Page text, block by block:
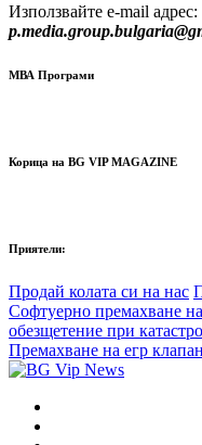
Използвайте e-mail адрес:
МВА Програми
Корица на BG VIP MAGAZINE
Приятели:
Продай колата си на нас
Софтуерно премахване
обезщетение при
Премахване на егр клапан